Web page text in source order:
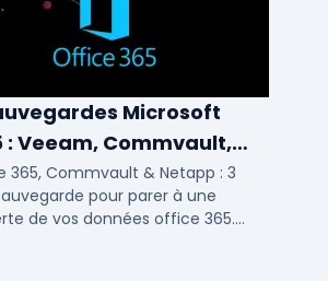
Microsoft
: Veeam, Commvault,
365, Commvault & Netapp : 3
pour parer à une
de vos données office 365.